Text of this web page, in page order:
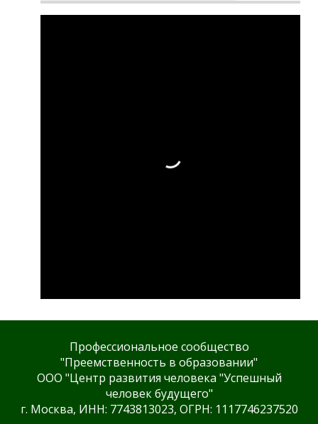
Профессиональное сообщество
"Преемственность в образовании"
ООО "Центр развития человека "Успешный
человек будущего"
г. Москва, ИНН: 7743813023, ОГРН: 1117746237520